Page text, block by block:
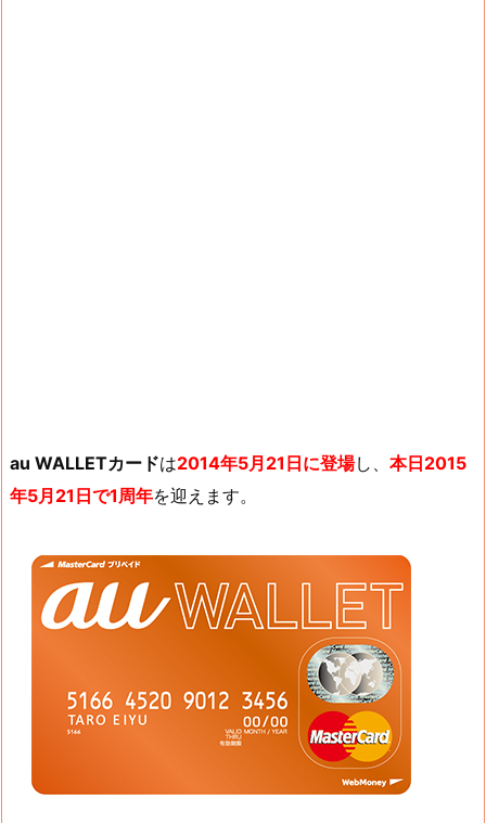
au WALLETカードは2014年5月21日に登場し、 本日2015
年5月21日で1周年を迎えます。